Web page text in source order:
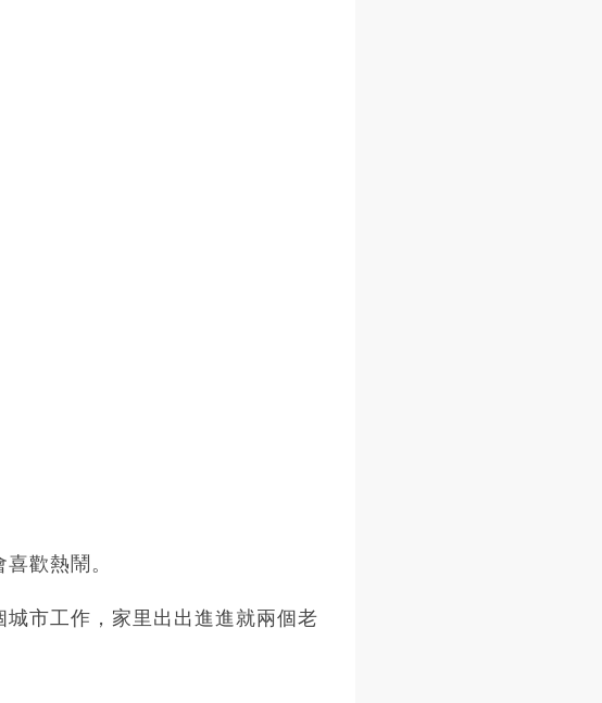
歡熱鬧。
市工作，家里出出進進就兩個老